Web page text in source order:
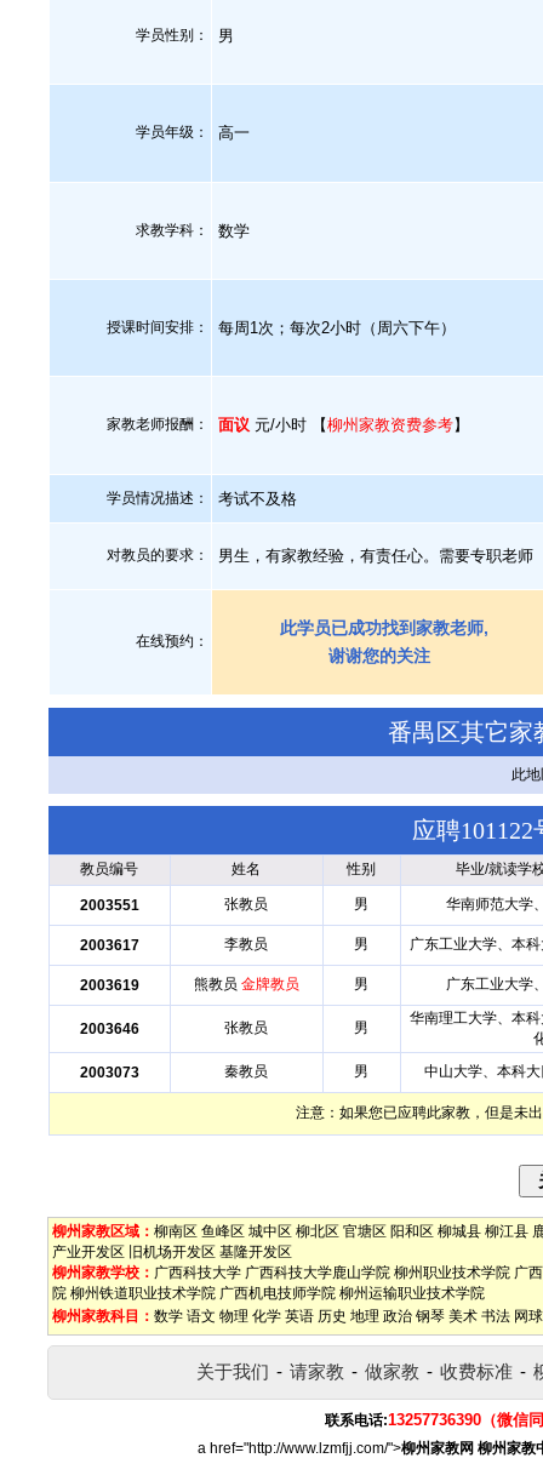
学员性别： 男
学员年级： 高一
求教学科： 数学
授课时间安排： 每周1次；每次2小时（周六下午）
家教老师报酬： 面议 元/小时 【柳州家教资费参考】
学员情况描述： 考试不及格
对教员的要求： 男生，有家教经验，有责任心。需要专职老师
在线预约：
此学员已成功找到家教老师,
谢谢您的关注
番禺区其它家
此
应聘
教员编号 姓名 性别 毕业/就读学
2003551 张教员 男 华南师范大学
2003617 李教员 男 广东工业大学、本
2003619 熊教员 金牌教员 男 广东工业大学
2003646 张教员 男
华南理工大学、本
2003073
秦教员 男 中山大学、本科
注意：如果您已应聘此家教，但是未
柳州家教区域： 柳南区 鱼峰区 城中区 柳北区 官塘区 阳和区 柳城县 柳江县
产业开发区
旧机场开发区 基隆开发区
柳州家教学校： 广西科技大学 广西科技大学鹿山学院 柳州职业技术学院 广
院 柳州铁道职业技术学院 广西机电技师学院 柳州运输职业技术学院
柳州家教科目： 数学 语文 物理 化学 英语 历史 地理 政治 钢琴 美术 书法 网球
关于我们 - 请家教 - 做家教 - 收费标准 -
联系电话:13257736390（微信
a href="http://www.lzmfjj.com/">柳州家教网 柳州家教